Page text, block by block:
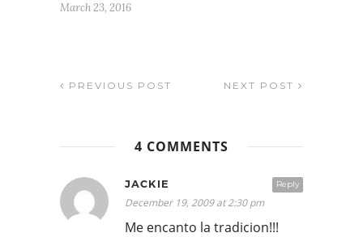
March 23, 2016
PREVIOUS POST NEXT POST
4 COMMENTS
Reply
JACKIE
December 19, 2009 at 2:30 pm
Me encanto la tradicion!!!